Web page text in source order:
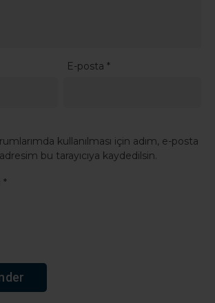
E-posta*
kullanılması için adım, e-posta
bu tarayıcıya kaydedilsin.
*